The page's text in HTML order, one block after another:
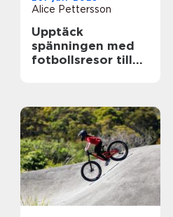
Alice Pettersson
Upptäck
spänningen med
fotbollsresor till